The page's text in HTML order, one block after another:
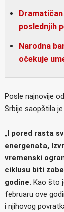
poslednjih
Narodna
očekuje
Posle najnovije
Srbije saopštila
„I pored rasta
energenata,
vremenski
ciklusu biti
godine. Kao što
februaru ove
i njihovog